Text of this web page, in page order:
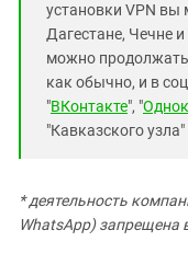
установки VPN вы
Дагестане, Чечне
можно продолжать
как обычно, и в
"ВКонтакте", "
"Кавказского
* деятельность
WhatsApp) запрещена